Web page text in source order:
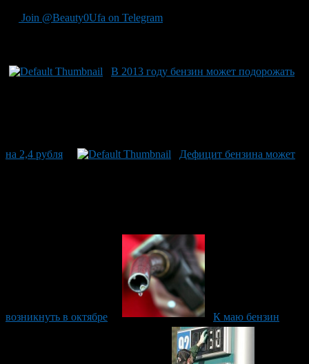
Join @Beauty0Ufa on Telegram
В 2013 году бензин может подорожать
на 2,4 рубля Дефицит бензина может
возникнуть в октябре К маю бензин